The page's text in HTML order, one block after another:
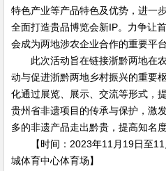
特色产业等产品特色及优势，进一
全面打造贵品博览会新IP。力争让
会成为两地涉农企业合作的重要平
此次活动旨在链接浙黔两地在
动与促进浙黔两地乡村振兴的重要
化通过展览、展示、交流等形式，
贵州省非遗项目的传承与保护，激
多的非遗产品走出黔贵，提高知名
【时间：2023年11月19日至
城体育中心体育场】